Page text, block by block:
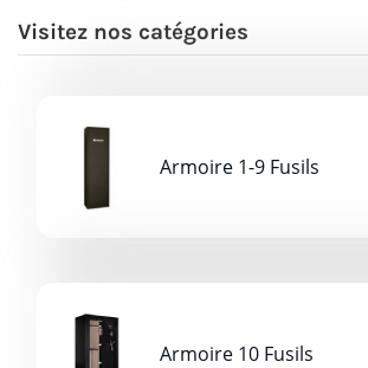
chasse est obligatoire dans un coffre
coffres pour armes avec des capacités pour
ou de fusils de chasse
Visitez nos catégories
Armoire 1-9 Fusils
Armoire 10 Fusils